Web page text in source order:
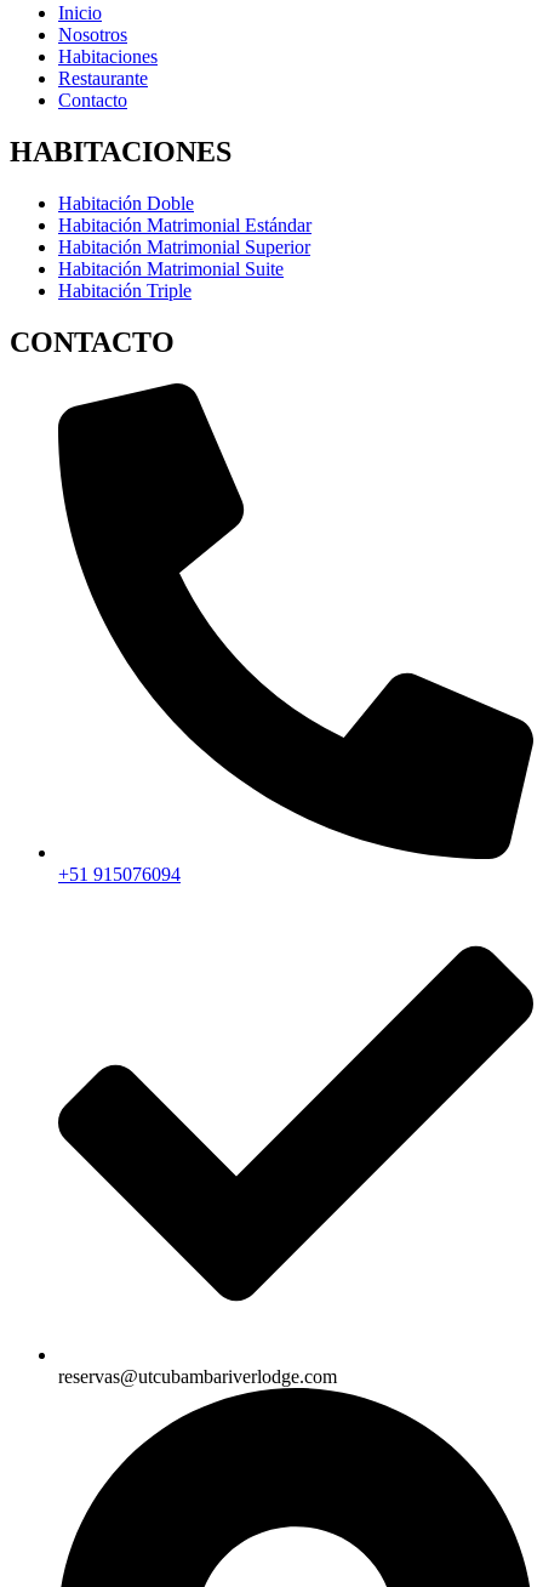
Inicio
Nosotros
Habitaciones
Restaurante
Contacto
HABITACIONES
Habitación Doble
Habitación Matrimonial Estándar
Habitación Matrimonial Superior
Habitación Matrimonial Suite
Habitación Triple
CONTACTO
+51 915076094
reservas@utcubambariverlodge.com